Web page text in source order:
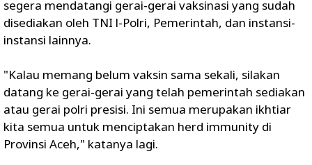
segera mendatangi gerai-gerai vaksinasi yang sudah
disediakan oleh TNI l-Polri, Pemerintah, dan instansi-
instansi lainnya.
"Kalau memang belum vaksin sama sekali, silakan
datang ke gerai-gerai yang telah pemerintah sediakan
atau gerai polri presisi. Ini semua merupakan ikhtiar
kita semua untuk menciptakan herd immunity di
Provinsi Aceh," katanya lagi.